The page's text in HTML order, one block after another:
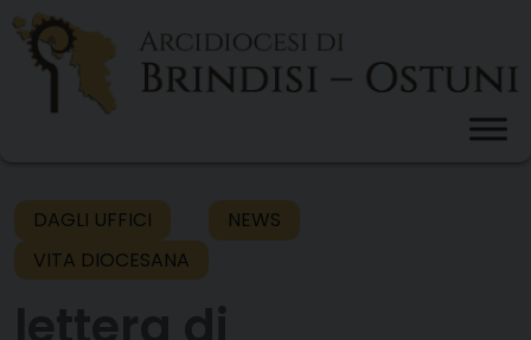
Skip
content
DAGLI UFFICI
NEWS
VITA DIOCESANA